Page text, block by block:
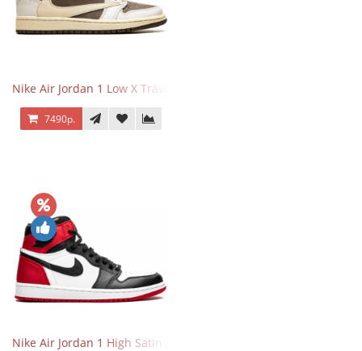
Nike Air Jordan 1 Low X Travis Scott Reverse Mocha
7490р.
Nike Air Jordan 1 High Satin Black Toe